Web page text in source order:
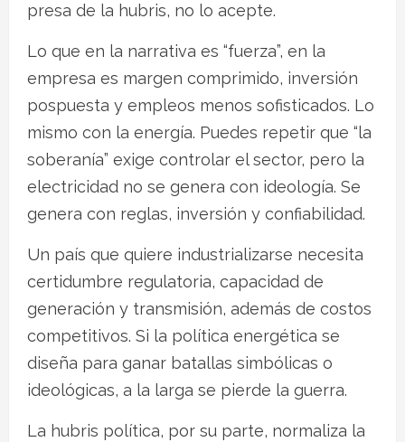
presa de la hubris, no lo acepte.
Lo que en la narrativa es “fuerza”, en la
empresa es margen comprimido, inversión
pospuesta y empleos menos sofisticados. Lo
mismo con la energía. Puedes repetir que “la
soberanía” exige controlar el sector, pero la
electricidad no se genera con ideología. Se
genera con reglas, inversión y confiabilidad.
Un país que quiere industrializarse necesita
certidumbre regulatoria, capacidad de
generación y transmisión, además de costos
competitivos. Si la política energética se
diseña para ganar batallas simbólicas o
ideológicas, a la larga se pierde la guerra.
La hubris política, por su parte, normaliza la